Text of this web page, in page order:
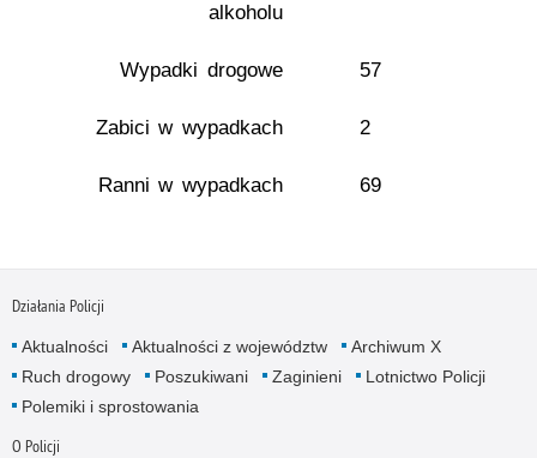
alkoholu
Wypadki drogowe 57
Zabici w wypadkach 2
Ranni w wypadkach 69
Działania Policji
Aktualności Aktualności z województw
Archiwum X
Ruch drogowy
Poszukiwani Zaginieni
Lotnictwo Policji
Polemiki i sprostowania
O Policji